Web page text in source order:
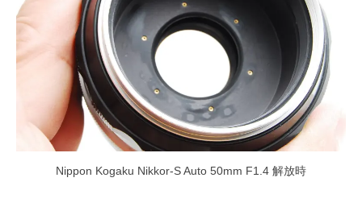
Nippon Kogaku Nikkor-S Auto 50mm F1.4 解放時